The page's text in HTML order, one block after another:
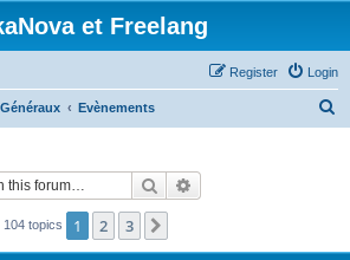
et Freelang
Login
Register
Evènements
Search
104 topics 1 2 3